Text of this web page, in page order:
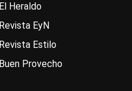
El Heraldo
Revista EyN
Revista Estilo
Buen Provecho